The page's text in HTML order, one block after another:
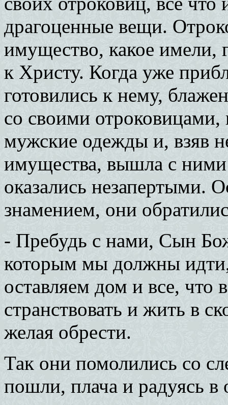
драгоценные вещи.
имущество, какое имели,
к Христу. Когда уже
готовились к нему,
со своими отроковицами,
мужские одежды и, взяв
имущества, вышла с ними
оказались незапертыми.
знамением, они
- Пребудь с нами, Сын
которым мы должны
оставляем дом и все,
странствовать и жить в
желая обрести.
Так они помолились со
пошли, плача и радуясь в